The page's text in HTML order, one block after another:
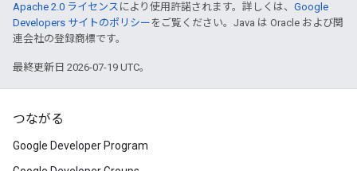
Apache 2.0 ライセンス により使用許諾されます。詳しくは、 Google
Developers サイトのポリシー をご覧ください。Java は Oracle および関
連会社の登録商標です。
最終更新日 2026-07-19 UTC。
つながる
Google Developer Program